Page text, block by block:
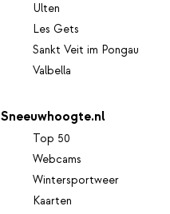
Ulten
Les Gets
Sankt Veit im Pongau
Valbella
Sneeuwhoogte.nl
Top 50
Webcams
Wintersportweer
Kaarten